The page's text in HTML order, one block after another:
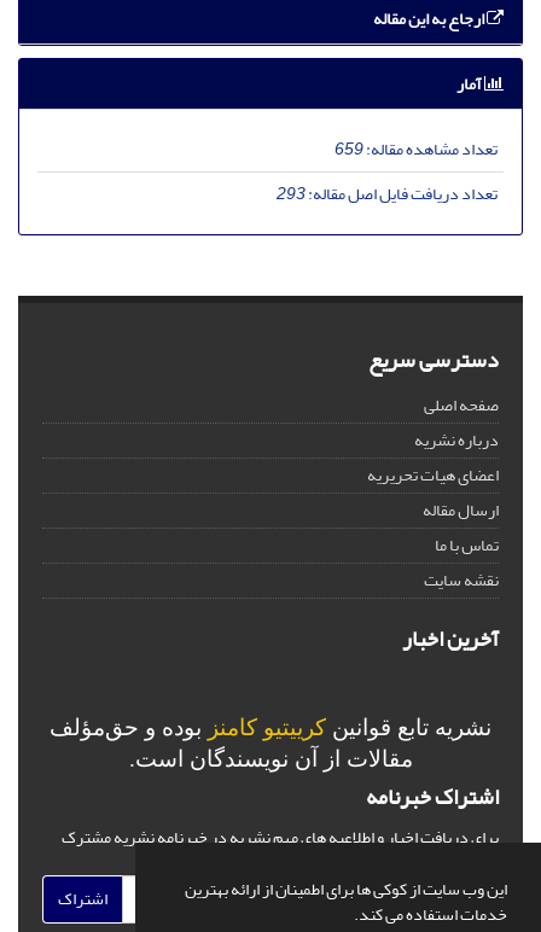
این وب سایت از کوکی ها برای اطمینان از ارائه بهترین
خدمات استفاده می کند.
ارجاع به این مقاله
آمار
تعداد مشاهده مقاله:659
تعداد دریافت فایل اصل مقاله:293
دسترسی سریع
صفحه اصلی
درباره نشریه
اعضای هیات تحریریه
ارسال مقاله
تماس با ما
نقشه سایت
آخرین اخبار
نشریه تابع قوانین کرییتیو کامنز بوده و حق‌مؤلف
مقالات از آن نویسندگان است.
اشتراک خبرنامه
برای دریافت اخبار و اطلاعیه های مهم نشریه در خبرنامه نشریه مشترک
اشتراک